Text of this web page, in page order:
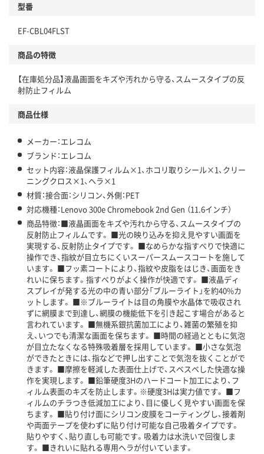
型番
EF-CBL04FLST
商品の特徴
【在庫処分品】液晶画面をキズや汚れから守る、スムースタイプの反
射防止フィルム
商品仕様
メーカー：エレコム
ブランド：エレコム
セット内容：液晶保護フィルム×1、ホコリ取りシール×1、クリー
ニングクロス×1、ヘラ×1
材質：接合面：シリコン、外側：PET
対応機種：Lenovo 300e Chromebook 2nd Gen （11.6インチ）
商品特徴：■液晶画面をキズや汚れから守る、スムースタイプの
反射防止フィルムです。 ■光の映り込みを抑え見やすい画面を
実現する、反射防止タイプです。 ■なめらかな指すべりで快適に
操作でき、指紋が目立ちにくいスーパースムースコートを施して
います。 ■フッ素コートにより、指紋や皮脂をはじき、画面をき
れいに保ちます。指すべりがよく操作が快適です。 ■液晶ディ
スプレイが発する光の中の青い部分「ブルーライト」を約40%カ
ットします。 ■※ブルーライトは目の角膜や水晶体で吸収され
ずに網膜まで到達し、網膜の機能低下を引き起こす場合があると
言われています。 ■無機系銀抗菌加工により、雑菌の繁殖を抑
え、いつでも清潔な画面を保ちます。 ■時間の経過とともに気泡
が目立たなくなる特殊吸着層を採用しています。 ■小さな気泡
ができたときには、指などで押し出すことで気泡を抜くことがで
きます。 ■摩擦を軽減した表面仕上げで、スベスベした快適な操
作を実現します。 ■鉛筆硬度3Hのハードコート加工により、フ
ィルム表面のキズを防止します。※硬度3Hは実力値です。 ■フ
ィルムのチラつき低減加工により、目に優しく見やすい画面を保
ちます。 ■貼り付け面にシリコン皮膜をコーティングし、接着剤
や両面テープを使わずに貼り付け可能な自己吸着タイプです。
貼りやすく、貼り直しも可能です。吸着力は水洗いで回復しま
す。 ■きれいに貼れる専用ヘラが付いています。